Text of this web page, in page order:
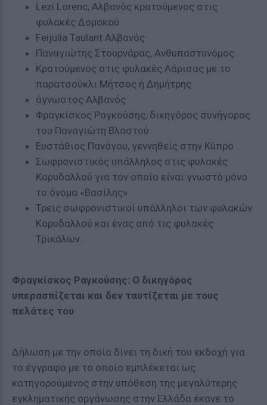
Lezi Lorenc, Αλβανός κρατούμενος στις
φυλακές Δομοκού
Feijulia Taulant Αλβανός
Παναγιώτης Στουρνάρας, Ανθυπαστυνόμος
Κρατούμενος στις φυλακές Λάρισας με το
παρατσούκλι Μήτσος ή Δημήτρης
άγνωστος Αλβανός
Φραγκίσκος Ραγκούσης, δικηγόρος συνήγορος
του Παναγιώτη Βλαστού
Ευστάθιος Πανάγου, γεννηθείς στην Κύπρο
Σωφρονιστικός υπάλληλος στις φυλακές
Κορυδαλλού για τον οποίο είναι γνωστό μόνο
το όνομα «Βασίλης»
Τρεις σωφρονιστικοί υπάλληλοι των φυλακών
Κορυδαλλού και ένας από τις φυλακές
Τρικάλων.
Φραγκίσκος Ραγκούσης: Ο δικηγόρος
υπερασπίζεται και δεν ταυτίζεται με τους
πελάτες του
Δήλωση με την οποία δίνει τη δική του εκδοχή για
το έγγραφο με το οποίο εμπλέκεται ως
κατηγορούμενος στην υπόθεση της μεγαλύτερης
εγκληματικής οργάνωσης στην Ελλάδα έκανε το